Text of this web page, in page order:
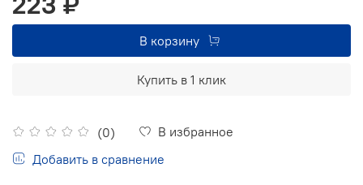
(0)
В избранное
Добавить в сравнение
В корзину
Купить в 1 клик